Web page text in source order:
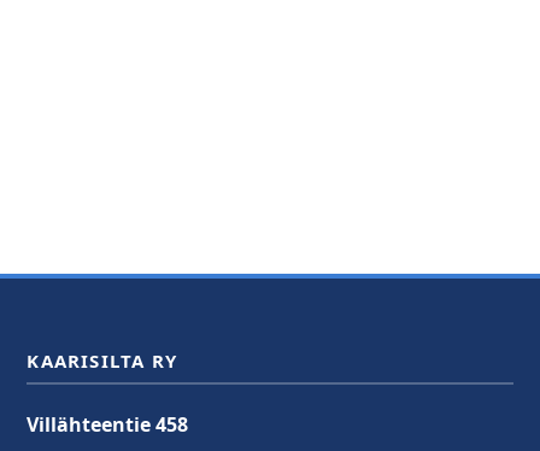
KAARISILTA RY
Villähteentie 458